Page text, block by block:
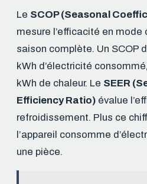
Le SCOP (Seasonal
mesure l’efficacité en mode
saison complète. Un SCOP
kWh d’électricité
kWh de chaleur. Le SEER
Efficiency Ratio) évalue
refroidissement. Plus ce
l’appareil consomme
une pièce.